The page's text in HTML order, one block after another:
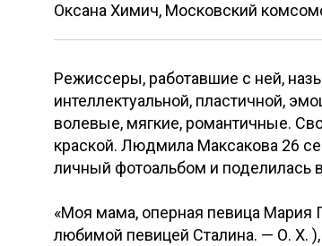
Оксана Химич, Московский
Режиссеры, работавшие с ней,
интеллектуальной, пластичной,
волевые, мягкие, романтичные.
краской. Людмила Максакова 26
личный фотоальбом и поделилась
«Моя мама, оперная певица Мария
любимой певицей Сталина. — О. Х.